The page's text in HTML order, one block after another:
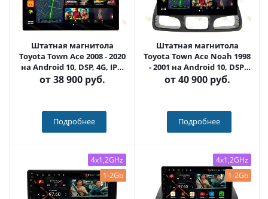
Штатная магнитола
Toyota Town Ace 2008 - 2020
на Android 10, DSP, 4G, IPS,
Carplay - Cardrox CD-4850-
13 (11-13 дюймов)
от38 900 руб.
Подробнее
Штатная магнитола
Toyota Town Ace Noah 1998
- 2001 на Android 10, DSP,
4G, IPS, Carplay - Cardrox
CD-4849-13 (11-13 дюймов)
от40 900 руб.
Подробнее
4x1,2GHz
1-2Gb
4x1,2GHz
1-2Gb